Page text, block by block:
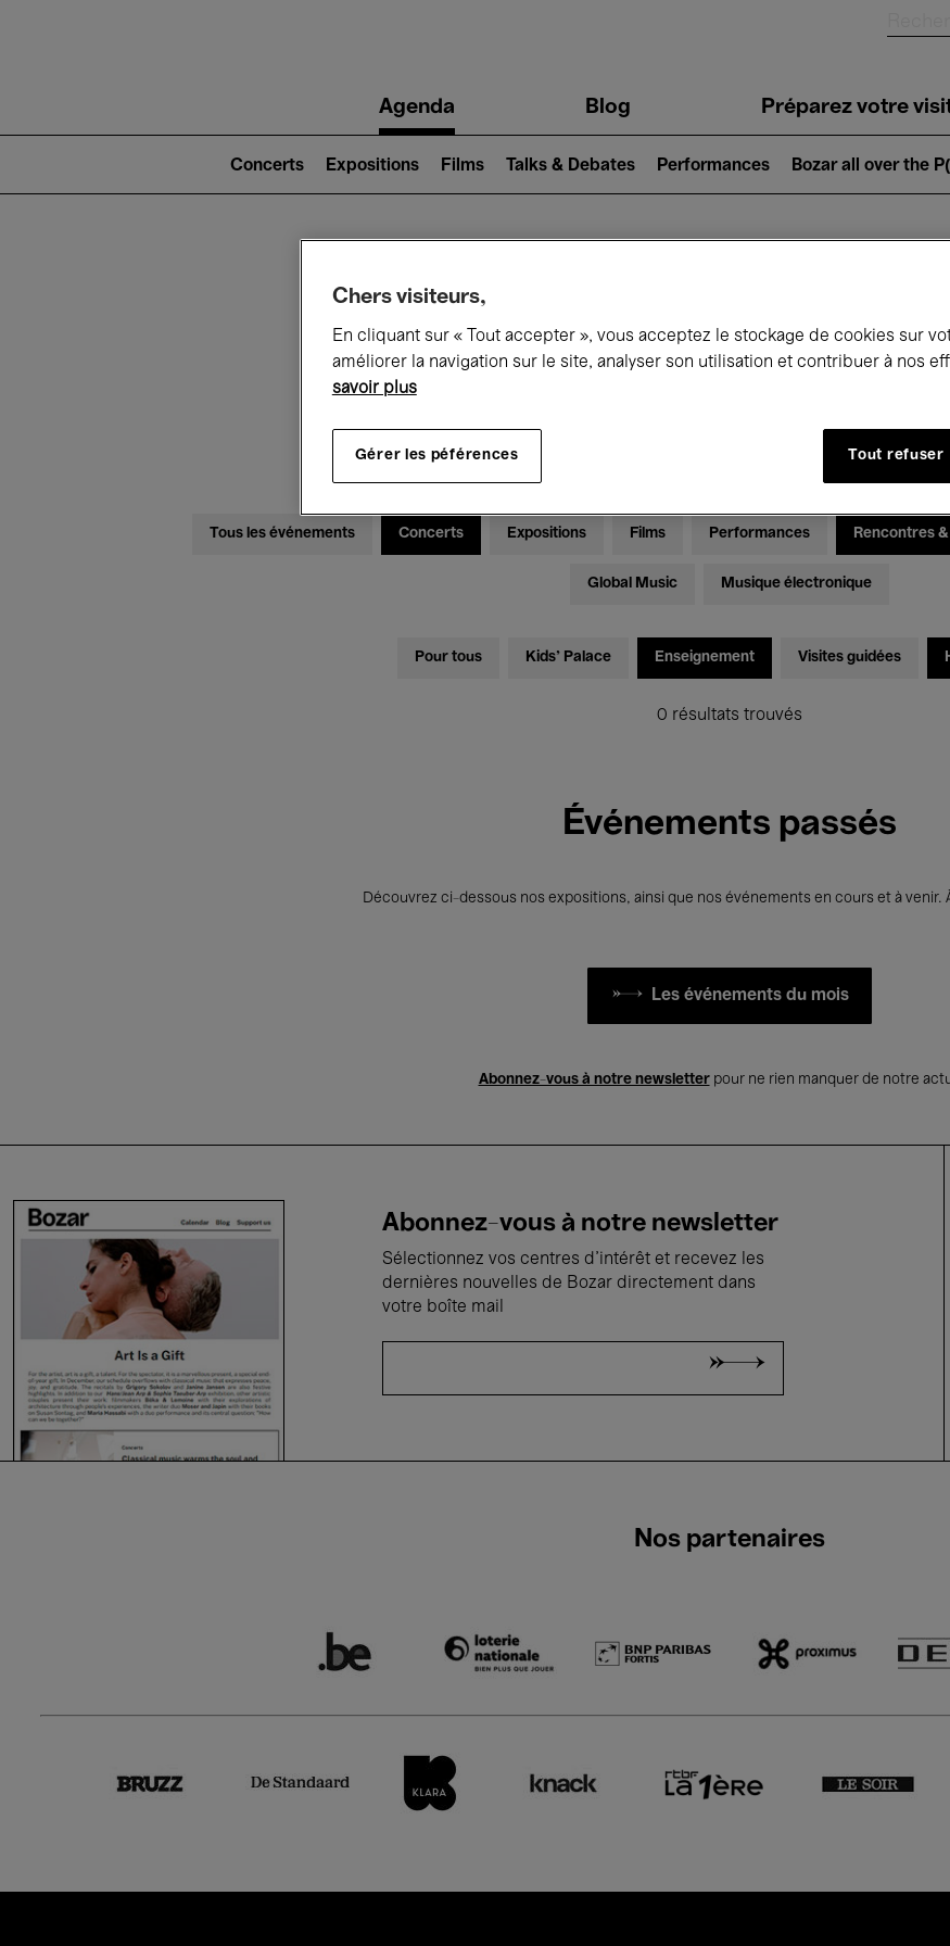
navigationAgenda Blog Préparez votre
2)
Concerts Expositions Films Talks & Debates Performances Bozar all over the
Ce qui se passe à
Tous les événements Concerts Expositions Films Performances Rencontres
Global Music Musique électronique
Pour tous Kids’ Palace Enseignement Visites guidées
0 résultats trouvés
Événements passés
Découvrez ci-dessous nos expositions, ainsi que nos événements en cours et à venir.
Les événements du mois
Abonnez-vous à notre newsletterpour ne rien manquer de notre
Abonnez-vous à notre newsletter
Sélectionnez vos centres d'intérêt et recevez les
dernières nouvelles de Bozar directement dans
votre boîte mail
Nos partenaires
Chers visiteurs,
En cliquant sur « Tout accepter », vous acceptez le stockage de cookies sur
améliorer la navigation sur le site, analyser son utilisation et contribuer à nos
savoir plus
Gérer les péférences Tout refuser